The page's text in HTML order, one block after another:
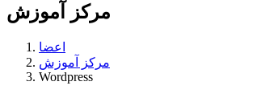
مرکز آموزش
اعضا
مرکز آموزش
Wordpress